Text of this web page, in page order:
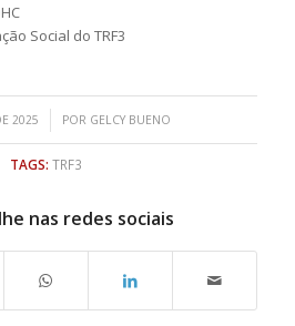
Social do TRF3
2025 POR GELCY BUENO
TAGS: TRF3
nas redes sociais